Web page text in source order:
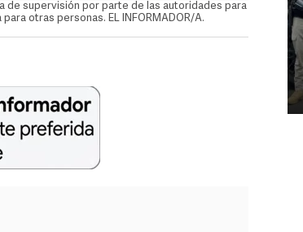
de supervisión por parte de las autoridades para
otras personas. EL INFORMADOR/A.